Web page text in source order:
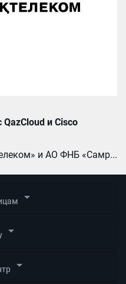
и Cisco
и АО ФНБ «Самр...
arrow_drop_down
arrow_drop_down
arrow_drop_down